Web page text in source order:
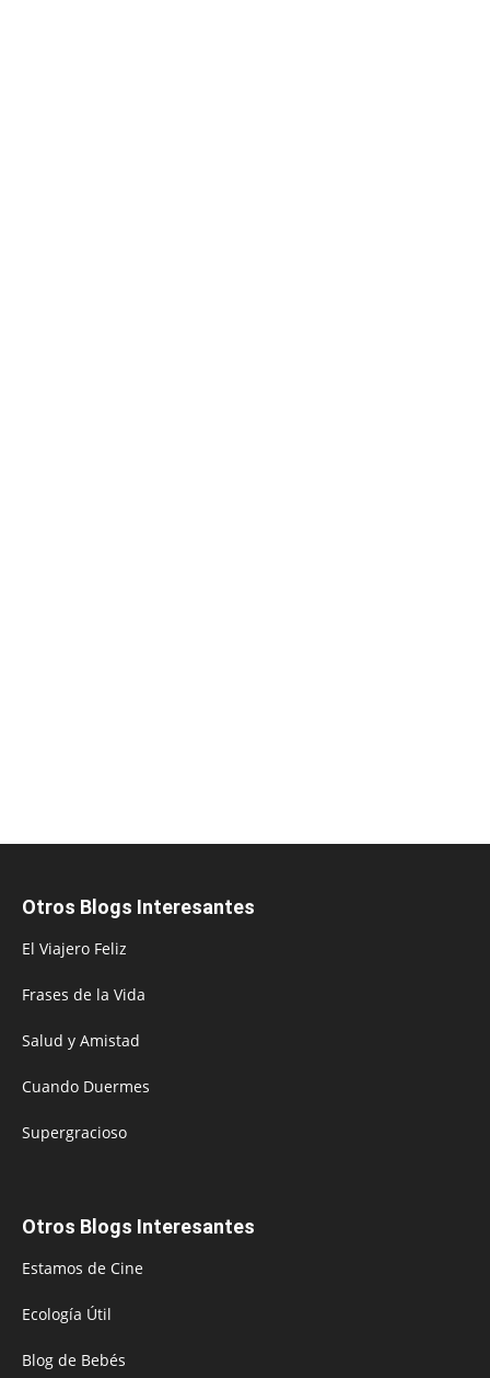
Otros Blogs Interesantes
El Viajero Feliz
Frases de la Vida
Salud y Amistad
Cuando Duermes
Supergracioso
Otros Blogs Interesantes
Estamos de Cine
Ecología Útil
Blog de Bebés